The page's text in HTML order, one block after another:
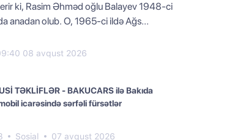
ki, Rasim Əhməd oğlu Balayev 1948-ci
anadan olub. O, 1965-ci ildə Ağs...
08 avqust 2026
TƏKLİFLƏR - BAKUCARS ilə Bakıda
icarəsində sərfəli fürsətlər
Sosial 07 avqust 2026